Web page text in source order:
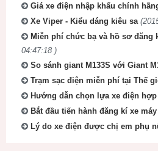
Giá xe điện nhập khẩu chính
Xe Viper - Kiểu dáng kiêu sa
Miễn phí chức bạ và hồ sơ đăng
04:47:18 )
So sánh giant M133S với Giant
Trạm sạc điện miễn phí tại Thế
Hướng dẫn chọn lựa xe điện
Bắt đầu tiến hành đăng kí xe
Lý do xe điện được chị em phụ